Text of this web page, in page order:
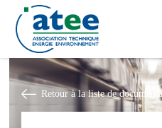
au
contenu
principal
Retour à la liste de
Panneau de gestion des cookies